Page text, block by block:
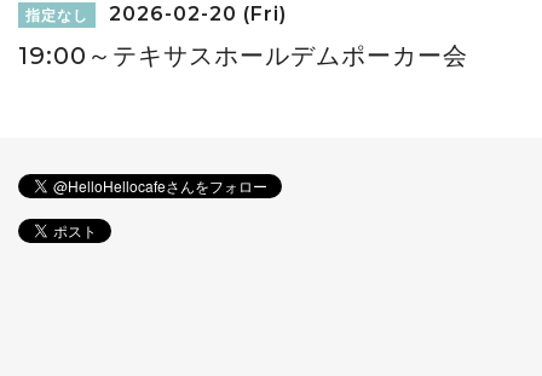
指定なし 2026-02-20 (Fri)
19:00～テキサスホールデムポーカー会